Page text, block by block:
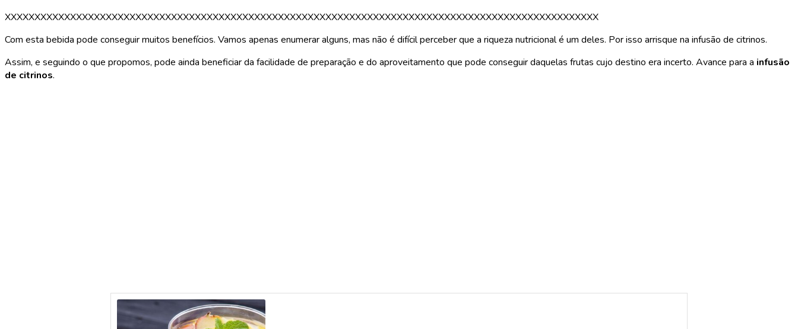
XXXXXXXXXXXXXXXXXXXXXXXXXXXXXXXXXXXXXXXXXXXXXXXXXXXXXXXXXXXXXXXXXXXXXXXXXXXXXXXXXXXXXXXXXXXXXXXXXXXX
Com esta bebida pode conseguir muitos benefícios. Vamos apenas enumerar alguns, mas não é difícil perceber que a riqueza nutricional é um deles. Por isso arrisque na infusão de citrinos.
Assim, e seguindo o que propomos, pode ainda beneficiar da facilidade de preparação e do aproveitamento que pode conseguir daquelas frutas cujo destino era incerto. Avance para a infusão
de citrinos.